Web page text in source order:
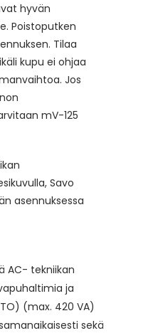
hyvän
Poistoputken
Tilaa
kupu ei ohjaa
Jos
mV-125
Savo
asennuksessa
AC- tekniikan
ja
(max. 420 VA)
sekä